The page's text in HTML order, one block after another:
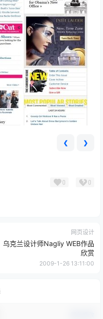
❮ ❯
0 0
网页设计
乌克兰设计师Nagliy WEB作品
欣赏
2009-1-26 13:11:00